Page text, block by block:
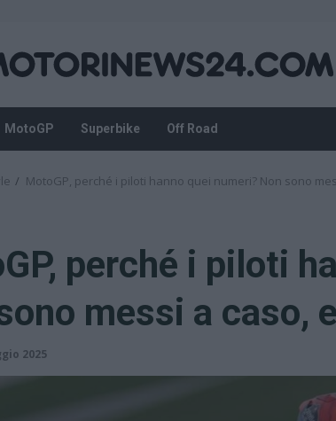
MotoGP Superbike Off Road
MotoGP, perché i piloti hanno quei numeri? Non sono
perché i piloti
messi a caso,
2025